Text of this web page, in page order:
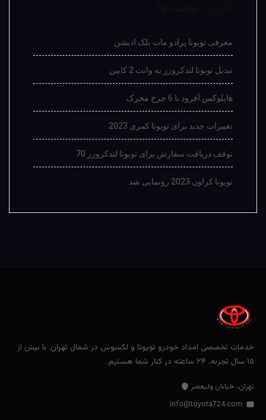
معرفی تویوتا پرادو مات بلک ادیشن
تبدیل تویوتا لندکروزر به وانت 2 کابین
هایلوکس آفرود با 6 چرخ محرک
تغییرات جدید برای تویوتا کمری 2023
توقف دریافت سفارش برای تویوتا لندکروزر 70
تویوتا کراون 2023 رونمایی شد
خدمات تخصصی امداد خودرو تویوتا و لکسوس در شمال تهران. با بیش از
۱۵ سال تجربه، ۲۴ ساعته در کنار شما هستیم.
تهران، خیابان ولیعصر